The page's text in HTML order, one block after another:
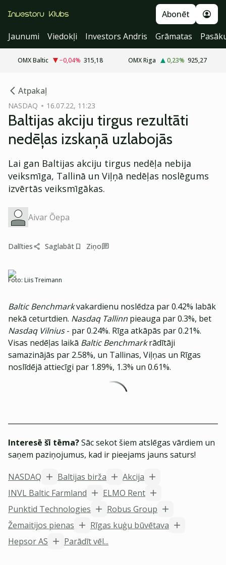
Abonēt
Jaunumi
Viedokļi Investors Andris Grāmatas
OMX Baltic −0,04% 315,18 OMX Riga 0,23% 925,27
Atpakaļ
NASDAQ 16.07.22, 11:23
Baltijas akciju tirgus rezultāti
nedēļas izskaņā uzlabojās
Lai gan Baltijas akciju tirgus nedēļa nebija
veiksmīga, Tallinā un Viļņā nedēļas noslēgums
izvērtās veiksmīgākas.
Aivar Õepa
Dalīties Saglabāt Ziņo
Foto: Liis Treimann
Baltic Benchmarkvakardienu noslēdza par 0.42% labāk
nekā ceturtdien. Nasdaq Tallinn pieauga par 0.3%, bet
Nasdaq Vilnius- par 0.24%. Rīga atkāpās par 0.21%.
Visas nedēļas laikā Baltic Benchmarkrādītāji
samazinājās par 2.58%, un Tallinas, Viļņas un Rīgas
noslīdējā attiecīgi par 1.89%, 1.3% un 0.61%.
Interesē šī tēma?Sāc sekot šiem atslēgas vārdiem un
saņem paziņojumus, kad ir pieejams jauns saturs!
NASDAQ
Baltijas birža
Akcija
INVL Baltic Farmland
ELMO Rent
Punktid Technologies
Robus Group
Žemaitijos pienas
Rīgas kuģu būvētava
Hepsor AS
Parādīt vēl...